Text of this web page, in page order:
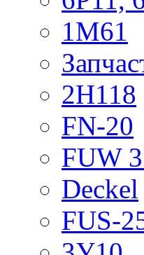
1М61
2Н118
FN-20
FUW
Deckel
FUS-